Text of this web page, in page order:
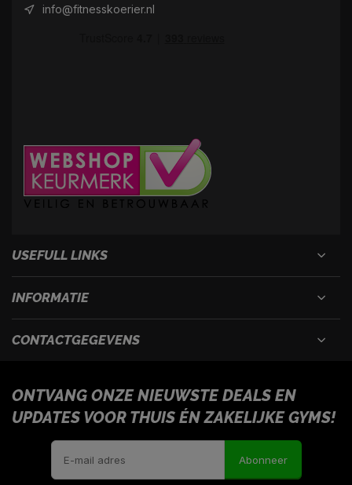
info@fitnesskoerier.nl
USEFULL LINKS
INFORMATIE
CONTACTGEGEVENS
ONTVANG ONZE NIEUWSTE DEALS EN
UPDATES VOOR THUIS ÉN ZAKELIJKE GYMS!
Abonneer